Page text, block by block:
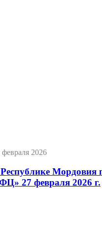
февраля 2026
27 февраля 2026 г.